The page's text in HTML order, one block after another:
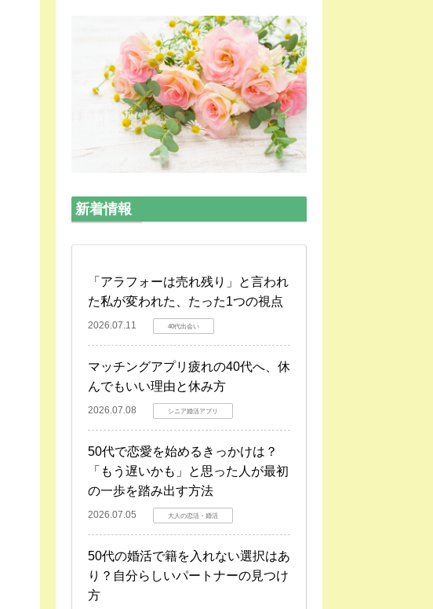
新着情報
「アラフォーは売れ残り」と言われ
た私が変われた、たった1つの視点
2026.07.11 40代出会い
マッチングアプリ疲れの40代へ、休
んでもいい理由と休み方
2026.07.08 シニア婚活アプリ
50代で恋愛を始めるきっかけは？
「もう遅いかも」と思った人が最初
の一歩を踏み出す方法
2026.07.05 大人の恋活・婚活
50代の婚活で籍を入れない選択はあ
り？自分らしいパートナーの見つけ
方